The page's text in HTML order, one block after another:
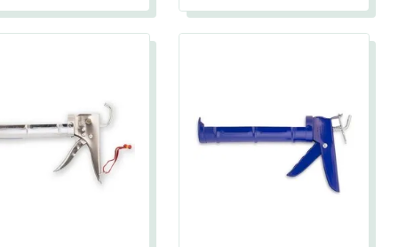
для паркета и напольных покрытий
пва и для древесины
термостойкие
пено-клеи